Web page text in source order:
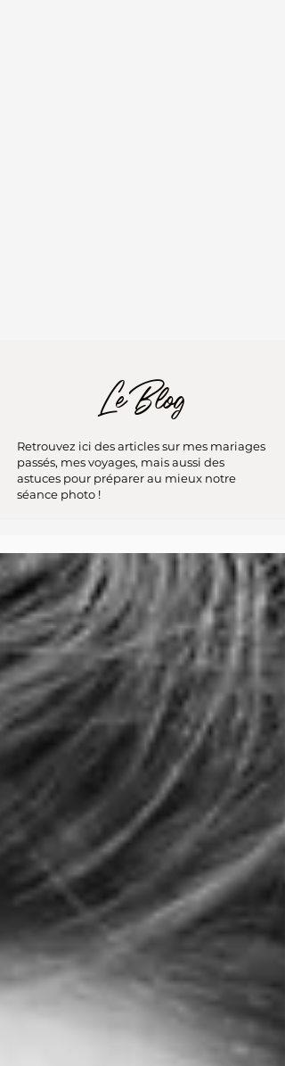
Le Blog
Retrouvez ici des articles sur mes mariages
passés, mes voyages, mais aussi des
astuces pour préparer au mieux notre
séance photo !